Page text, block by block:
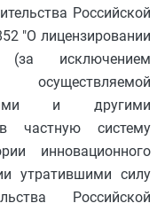
Российской
"О лицензировании
(за исключением
осуществляемой
и другими
частную систему
инновационного
утратившими силу
Российской